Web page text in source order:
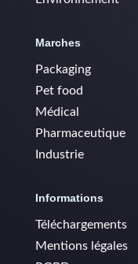
Marches
Packaging
Pet food
Médical
Pharmaceutique
Industrie
Informations
Téléchargements
Mentions légales